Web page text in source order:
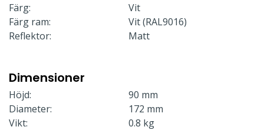
Färg:
Vit
Färg ram:
Vit (RAL9016)
Reflektor:
Matt
Dimensioner
Höjd:
90 mm
Diameter:
172 mm
Vikt:
0.8 kg